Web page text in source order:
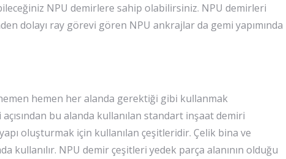
NPU demirlere sahip olabilirsiniz. NPU demirleri
dolayı ray görevi gören NPU ankrajlar da gemi yapımında
hemen her alanda gerektiği gibi kullanmak
bu alanda kullanılan standart inşaat demiri
oluşturmak için kullanılan çeşitleridir. Çelik bina ve
kullanılır. NPU demir çeşitleri yedek parça alanının olduğu